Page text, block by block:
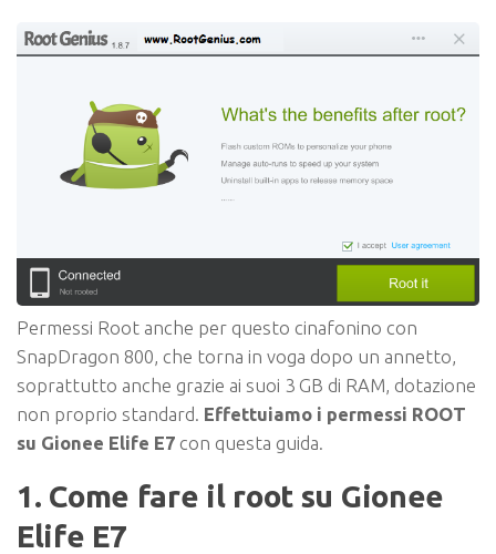
Permessi Root anche per questo cinafonino con
SnapDragon 800, che torna in voga dopo un annetto,
soprattutto anche grazie ai suoi 3 GB di RAM, dotazione
non proprio standard. Effettuiamo i permessi ROOT
su Gionee Elife E7 con questa guida.
1. Come fare il root su Gionee
Elife E7